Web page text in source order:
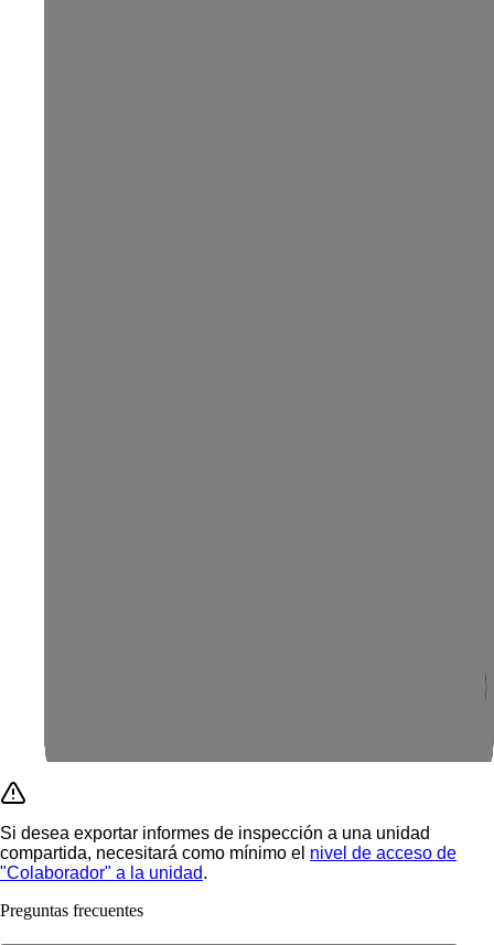
Si desea exportar informes de inspección a una unidad
compartida, necesitará como mínimo el nivel de acceso de
"Colaborador" a la unidad.
Preguntas frecuentes